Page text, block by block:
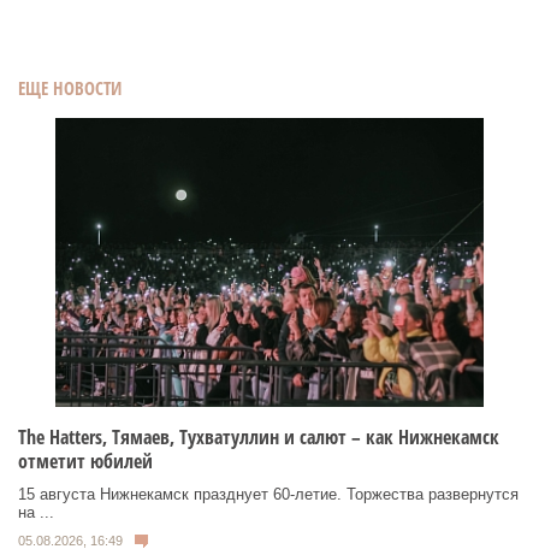
ЕЩЕ НОВОСТИ
Тhe Нatters, Тямаев, Тухватуллин и салют – как Нижнекамск
отметит юбилей
15 августа Нижнекамск празднует 60‑летие. Торжества развернутся
на ...
05.08.2026, 16:49